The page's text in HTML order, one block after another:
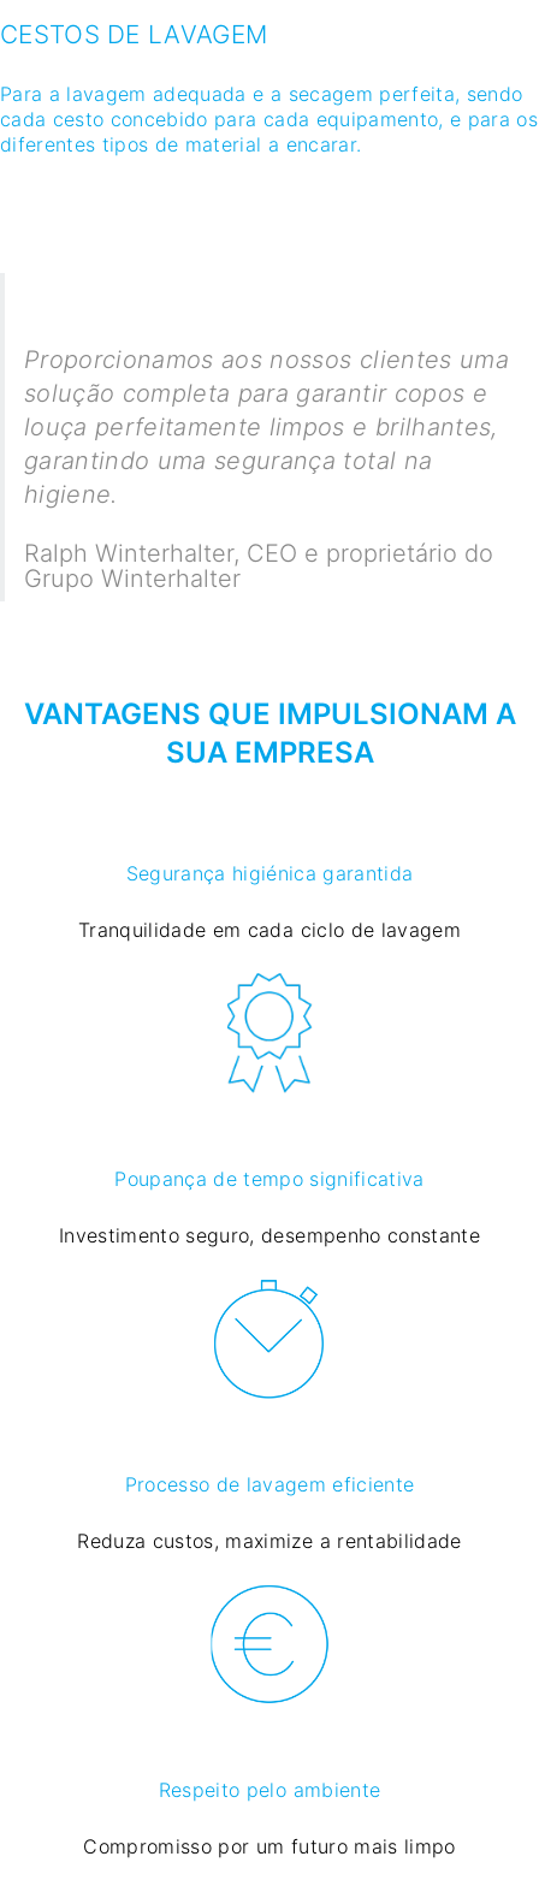
Proporcionamos aos nossos clientes uma
solução completa para garantir copos e
louça perfeitamente limpos e brilhantes,
garantindo uma segurança total na
higiene.
Ralph Winterhalter, CEO e proprietário do
Grupo Winterhalter
VANTAGENS QUE IMPULSIONAM A
SUA EMPRESA
Segurança higiénica garantida
Tranquilidade em cada ciclo de lavagem
Poupança de tempo significativa
Investimento seguro, desempenho constante
Processo de lavagem eficiente
Reduza custos, maximize a rentabilidade
Respeito pelo ambiente
Compromisso por um futuro mais limpo